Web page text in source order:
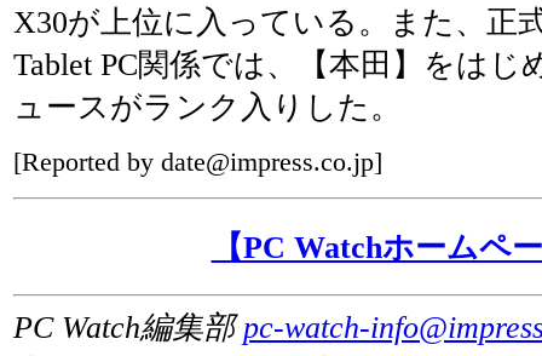
X30が上位に入っている。また、正
Tablet PC関係では、【本田】をはじ
ュースがランク入りした。
[Reported by date@impress.co.jp]
【PC Watchホームペ
PC Watch編集部pc-watch-